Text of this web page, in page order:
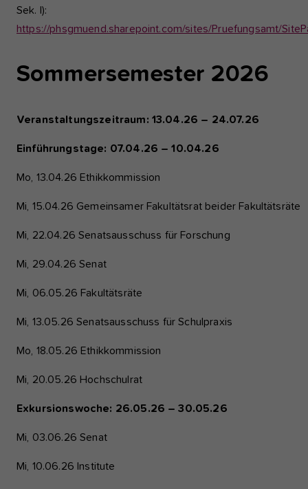
Sek. I):
https://phsgmuend.sharepoint.com/sites/Pruefungsamt/
Sommersemester 2026
Veranstaltungszeitraum: 13.04.26 – 24.07.26
Einführungstage: 07.04.26 – 10.04.26
Mo, 13.04.26 Ethikkommission
Mi, 15.04.26 Gemeinsamer Fakultätsrat beider Fakultätsräte
Mi, 22.04.26 Senatsausschuss für Forschung
Mi, 29.04.26 Senat
Mi, 06.05.26 Fakultätsräte
Mi, 13.05.26 Senatsausschuss für Schulpraxis
Mo, 18.05.26 Ethikkommission
Mi, 20.05.26 Hochschulrat
Exkursionswoche: 26.05.26 – 30.05.26
Mi, 03.06.26 Senat
Mi, 10.06.26 Institute